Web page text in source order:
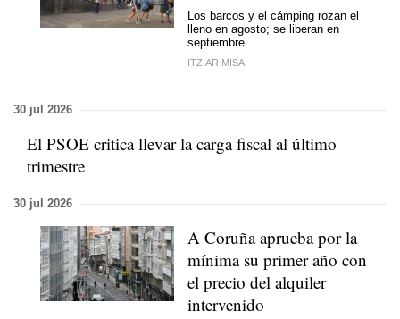
Los barcos y el cámping rozan el
lleno en agosto; se liberan en
septiembre
ITZIAR MISA
30 jul 2026
El PSOE critica llevar la carga fiscal al último
trimestre
30 jul 2026
A Coruña aprueba por la
mínima su primer año con
el precio del alquiler
intervenido